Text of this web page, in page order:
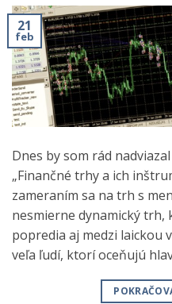
21
feb
Dnes by som rád
„Finančné trhy a ich
zameraním sa na trh s
nesmierne dynamický trh,
popredia aj medzi laickou
veľa ľudí, ktorí oceňujú